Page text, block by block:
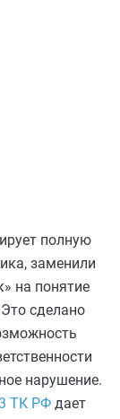
полную
заменили
на понятие
сделано
нарушение.
ТК РФ дает